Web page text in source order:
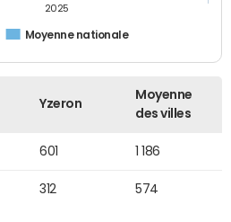
Moyenne nationale
2025
Yzeron
Moyenne
des villes
601 1 186
312 574